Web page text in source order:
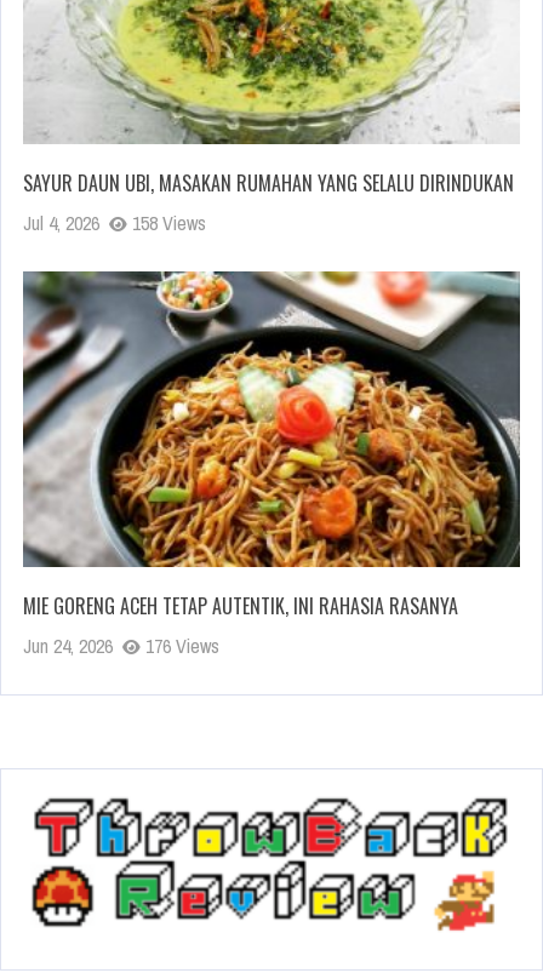
SAYUR DAUN UBI, MASAKAN RUMAHAN YANG SELALU DIRINDUKAN
Jul 4, 2026 158 Views
MIE GORENG ACEH TETAP AUTENTIK, INI RAHASIA RASANYA
Jun 24, 2026 176 Views